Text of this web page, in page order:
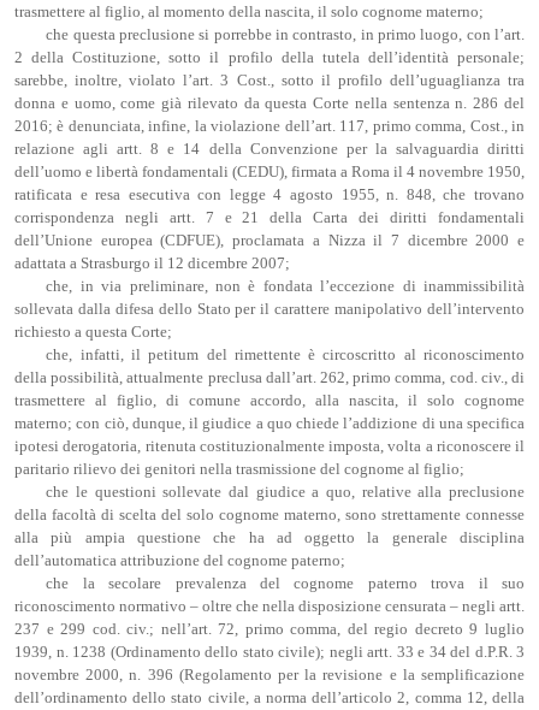
trasmettere al figlio, al momento della nascita, il solo cognome materno;
che questa preclusione si porrebbe in contrasto, in primo luogo, con l’art.
2 della Costituzione, sotto il profilo della tutela dell’identità personale;
sarebbe, inoltre, violato l’art. 3 Cost., sotto il profilo dell’uguaglianza tra
donna e uomo, come già rilevato da questa Corte nella sentenza n. 286 del
2016; è denunciata, infine, la violazione dell’art. 117, primo comma, Cost., in
relazione agli artt. 8 e 14 della Convenzione per la salvaguardia diritti
dell’uomo e libertà fondamentali (CEDU), firmata a Roma il 4 novembre 1950,
ratificata e resa esecutiva con legge 4 agosto 1955, n. 848, che trovano
corrispondenza negli artt. 7 e 21 della Carta dei diritti fondamentali
dell’Unione europea (CDFUE), proclamata a Nizza il 7 dicembre 2000 e
adattata a Strasburgo il 12 dicembre 2007;
che, in via preliminare, non è fondata l’eccezione di inammissibilità
sollevata dalla difesa dello Stato per il carattere manipolativo dell’intervento
richiesto a questa Corte;
che, infatti, il petitum del rimettente è circoscritto al riconoscimento
della possibilità, attualmente preclusa dall’art. 262, primo comma, cod. civ., di
trasmettere al figlio, di comune accordo, alla nascita, il solo cognome
materno; con ciò, dunque, il giudice a quo chiede l’addizione di una specifica
ipotesi derogatoria, ritenuta costituzionalmente imposta, volta a riconoscere il
paritario rilievo dei genitori nella trasmissione del cognome al figlio;
che le questioni sollevate dal giudice a quo, relative alla preclusione
della facoltà di scelta del solo cognome materno, sono strettamente connesse
alla più ampia questione che ha ad oggetto la generale disciplina
dell’automatica attribuzione del cognome paterno;
che la secolare prevalenza del cognome paterno trova il suo
riconoscimento normativo – oltre che nella disposizione censurata – negli artt.
237 e 299 cod. civ.; nell’art. 72, primo comma, del regio decreto 9 luglio
1939, n. 1238 (Ordinamento dello stato civile); negli artt. 33 e 34 del d.P.R. 3
novembre 2000, n. 396 (Regolamento per la revisione e la semplificazione
dell’ordinamento dello stato civile, a norma dell’articolo 2, comma 12, della